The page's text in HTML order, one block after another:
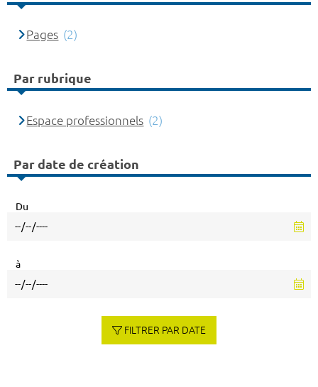
Pages (2)
Par rubrique
Espace professionnels (2)
Par date de création
Du
à
FILTRER PAR DATE